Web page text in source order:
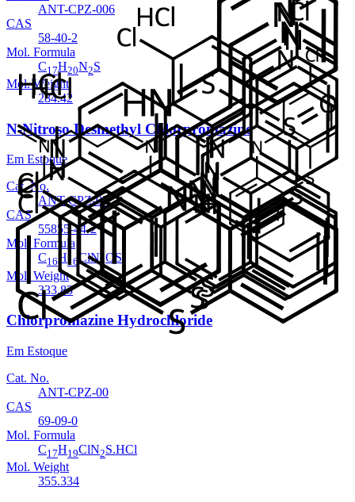
ANT-CPZ-006
CAS
58-40-2
Mol. Formula
C17H20N2S
Mol. Weight
284.42
N-Nitroso Desmethyl Chlorpromazine
Em Estoque
Cat. No.
ANT-CPZ-05
CAS
55855-44-2
Mol. Formula
C16H 16 ClN3OS
Mol. Weight
333.83
Chlorpromazine Hydrochloride
Em Estoque
Cat. No.
ANT-CPZ-00
CAS
69-09-0
Mol. Formula
C17H19ClN2S.HCl
Mol. Weight
355.334